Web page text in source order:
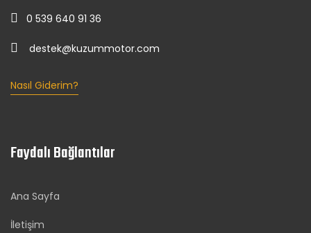
0 539 640 91 36
destek@kuzummotor.com
Nasıl Giderim?
Faydalı Bağlantılar
Ana Sayfa
İletişim